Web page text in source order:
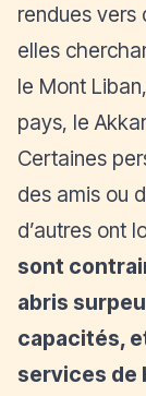
rendues vers
elles
le Mont
pays, le
Certaines
des amis ou
d’autres ont
sont
abris
capacités,
services de